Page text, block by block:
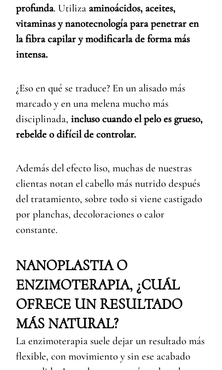
profunda. Utiliza aminoácidos, aceites,
vitaminas y nanotecnología para penetrar en
la fibra capilar y modificarla de forma más
intensa.
¿Eso en qué se traduce? En un alisado más
marcado y en una melena mucho más
disciplinada,incluso cuando el pelo es grueso,
rebelde o difícil de controlar.
Además del efecto liso, muchas de nuestras
clientas notan el cabello más nutrido después
del tratamiento, sobre todo si viene castigado
por planchas, decoloraciones o calor
constante.
NANOPLASTIA O
ENZIMOTERAPIA, ¿CUÁL
OFRECE UN RESULTADO
MÁS NATURAL?
La enzimoterapia suele dejar un resultado más
flexible, con movimiento y sin ese acabado